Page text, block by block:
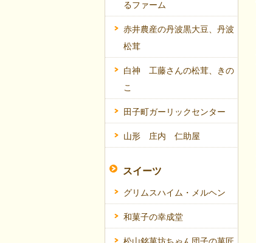
るファーム
赤井農産の丹波黒大豆、丹波
松茸
白神 工藤さんの松茸、きの
こ
田子町ガーリックセンター
山形 庄内 仁助屋
スイーツ
グリムスハイム・メルヘン
和菓子の幸成堂